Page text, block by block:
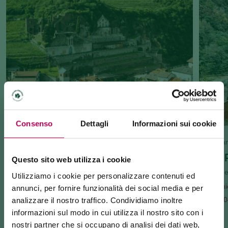
Consenso Dettagli Informazioni sui cookie
Questo sito web utilizza i cookie
Utilizziamo i cookie per personalizzare contenuti ed
annunci, per fornire funzionalità dei social media e per
analizzare il nostro traffico. Condividiamo inoltre
informazioni sul modo in cui utilizza il nostro sito con i
nostri partner che si occupano di analisi dei dati web,
GIARDINO DEI CIUCIOI
Lavis
Vicolo dei Ciucioi - 38015 Lavis (TN)
Richiedi informazioni
+3904611752525
Punti
Corso